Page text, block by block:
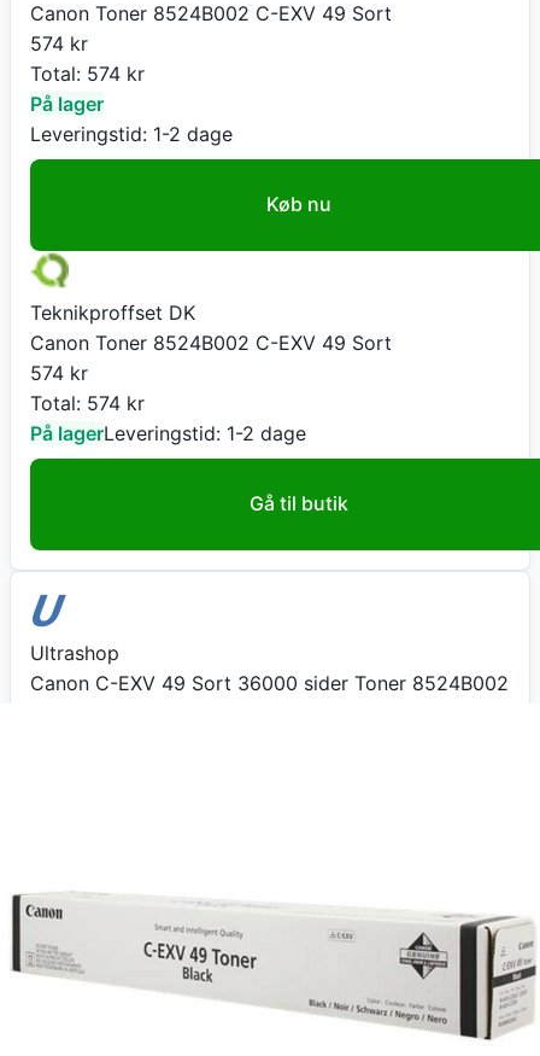
Canon Toner 8524B002 C-EXV 49 Sort
574 kr
Total: 574 kr
På lager
Leveringstid: 1-2 dage
Køb nu
Teknikproffset DK
Canon Toner 8524B002 C-EXV 49 Sort
574 kr
Total: 574 kr
På lagerLeveringstid: 1-2 dage
Gå til butik
Ultrashop
Canon C-EXV 49 Sort 36000 sider Toner 8524B002
Køb nu
Canon C-EXV 49 Sort 36000 sider Toner 8524B002